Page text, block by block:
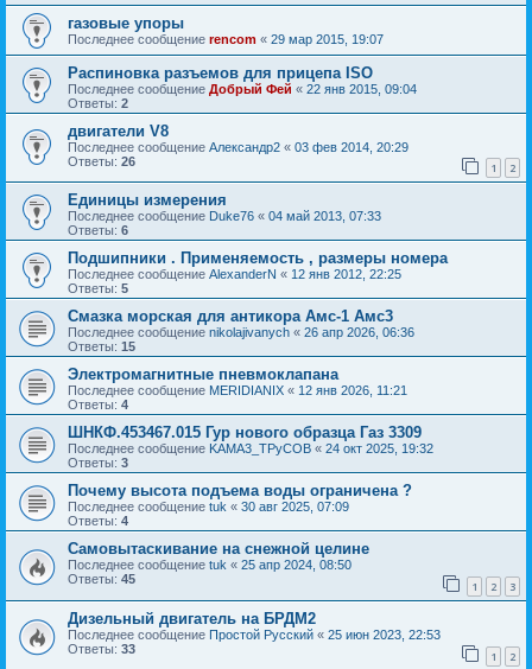
газовые упоры
Последнее сообщение rencom « 29 мар 2015, 19:07
Распиновка разъемов для прицепа ISO
Последнее сообщение Добрый Фей « 22 янв 2015, 09:04
Ответы: 2
двигатели V8
Последнее сообщение Александр2 « 03 фев 2014, 20:29
Ответы: 26 1 2
Единицы измерения
Последнее сообщение Duke76 « 04 май 2013, 07:33
Ответы: 6
Подшипники . Применяемость , размеры номера
Последнее сообщение AlexanderN « 12 янв 2012, 22:25
Ответы: 5
Смазка морская для антикора Амс-1 Амс3
Последнее сообщение nikolajivanych « 26 апр 2026, 06:36
Ответы: 15
Электромагнитные пневмоклапана
Последнее сообщение MERIDIANIX « 12 янв 2026, 11:21
Ответы: 4
ШНКФ.453467.015 Гур нового образца Газ 3309
Последнее сообщение KAMA3_TPyCOB « 24 окт 2025, 19:32
Ответы: 3
Почему высота подъема воды ограничена ?
Последнее сообщение tuk « 30 авг 2025, 07:09
Ответы: 4
Самовытаскивание на снежной целине
Последнее сообщение tuk « 25 апр 2024, 08:50
Ответы: 45 1 2 3
Дизельный двигатель на БРДМ2
Последнее сообщение Простой Русский « 25 июн 2023, 22:53
Ответы: 33 1 2